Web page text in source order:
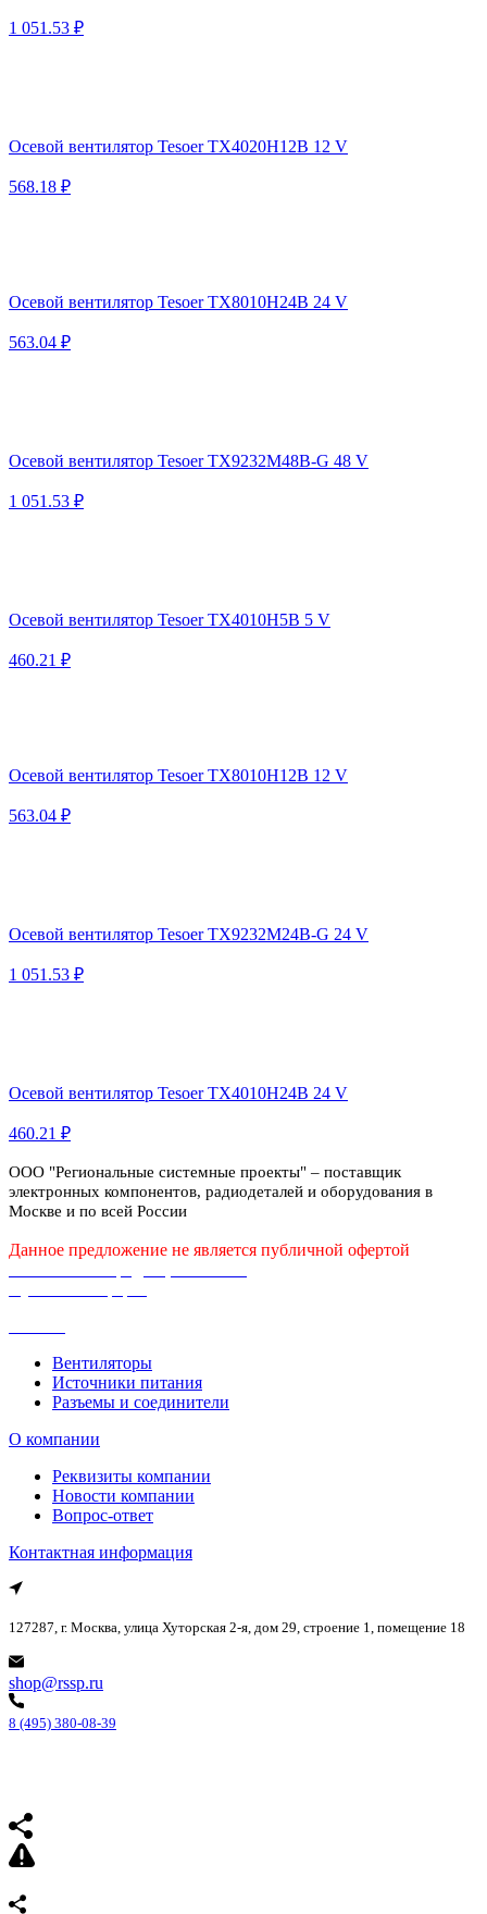
1 051.53 ₽
Осевой вентилятор Tesoer TX4020H12B 12 V
568.18 ₽
Осевой вентилятор Tesoer TX8010H24B 24 V
563.04 ₽
Осевой вентилятор Tesoer TX9232M48B-G 48 V
1 051.53 ₽
Осевой вентилятор Tesoer TX4010H5B 5 V
460.21 ₽
Осевой вентилятор Tesoer TX8010H12B 12 V
563.04 ₽
Осевой вентилятор Tesoer TX9232M24B-G 24 V
1 051.53 ₽
Осевой вентилятор Tesoer TX4010H24B 24 V
460.21 ₽
ООО "Региональные системные проекты" – поставщик
электронных компонентов, радиодеталей и оборудования в
Москве и по всей России
Данное предложение не является публичной офертой
Вентиляторы
Источники питания
Разъемы и соединители
О компании
Реквизиты компании
Новости компании
Вопрос-ответ
Контактная информация
127287, г. Москва, улица Хуторская 2-я, дом 29, строение 1, помещение 18
shop@rssp.ru
8 (495) 380-08-39